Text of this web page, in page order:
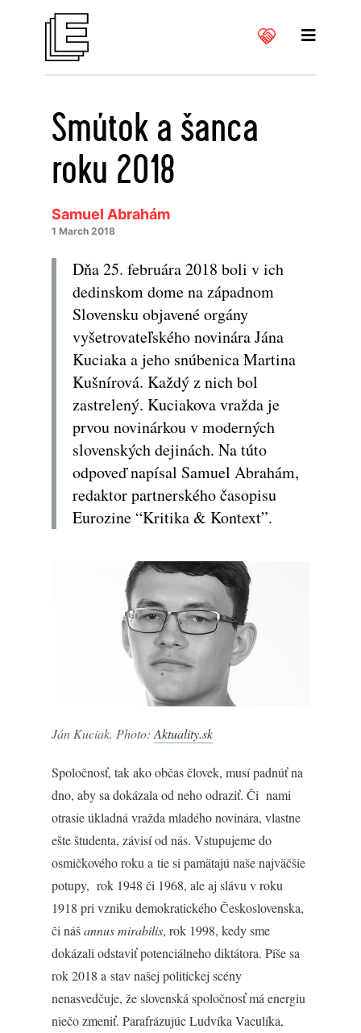
Smútok a šanca
roku 2018
Samuel Abrahám
1 March 2018
Dňa 25. februára 2018 boli v ich
dedinskom dome na západnom
Slovensku objavené orgány
vyšetrovateľského novinára Jána
Kuciaka a jeho snúbenica Martina
Kušnírová. Každý z nich bol
zastrelený. Kuciakova vražda je
prvou novinárkou v moderných
slovenských dejinách. Na túto
odpoveď napísal Samuel Abrahám,
redaktor partnerského časopisu
Eurozine “Kritika & Kontext”.
Ján Kuciak. Photo: Aktuality.sk
Spoločnosť, tak ako občas človek, musí padnúť na
dno, aby sa dokázala od neho odraziť. Či nami
otrasie úkladná vražda mladého novinára, vlastne
ešte študenta, závisí od nás. Vstupujeme do
osmičkového roku a tie si pamätajú naše najväčšie
potupy, rok 1948 či 1968, ale aj slávu v roku
1918 pri vzniku demokratického Československa,
či nášannus mirabilis, rok 1998, kedy sme
dokázali odstaviť potenciálneho diktátora. Píše sa
rok 2018 a stav našej politickej scény
nenasvedčuje, že slovenská spoločnosť má energiu
niečo zmeniť. Parafrázujúc Ludvíka Vaculíka,